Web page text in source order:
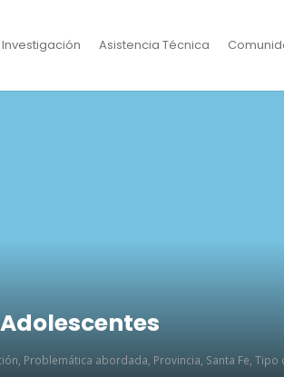
Investigación Asistencia Técnica
Problemática abordada Provincia Santa Fe Tipo